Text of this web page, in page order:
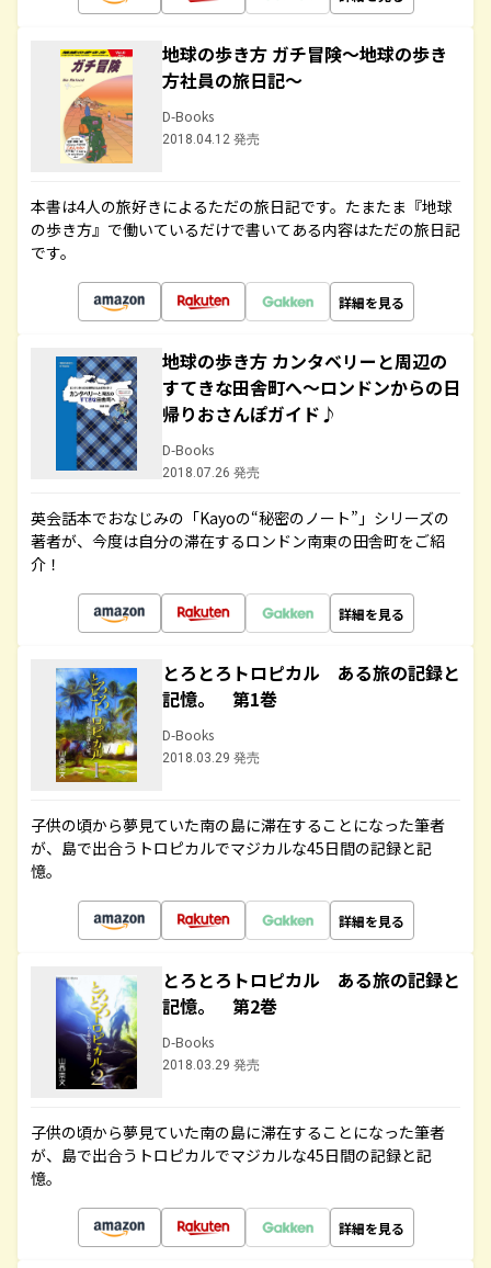
地球の歩き方 ガチ冒険～地球の歩き
方社員の旅日記～
D-Books
2018.04.12 発売
本書は4人の旅好きによるただの旅日記です。たまたま『地球
の歩き方』で働いているだけで書いてある内容はただの旅日記
です。
詳細を見る
地球の歩き方 カンタベリーと周辺の
すてきな田舎町へ～ロンドンからの日
帰りおさんぽガイド♪
D-Books
2018.07.26 発売
英会話本でおなじみの「Kayoの“秘密のノート”」シリーズの
著者が、今度は自分の滞在するロンドン南東の田舎町をご紹
介！
詳細を見る
とろとろトロピカル ある旅の記録と
記憶。 第1巻
D-Books
2018.03.29 発売
子供の頃から夢見ていた南の島に滞在することになった筆者
が、島で出合うトロピカルでマジカルな45日間の記録と記
憶。
詳細を見る
とろとろトロピカル ある旅の記録と
記憶。 第2巻
D-Books
2018.03.29 発売
子供の頃から夢見ていた南の島に滞在することになった筆者
が、島で出合うトロピカルでマジカルな45日間の記録と記
憶。
詳細を見る